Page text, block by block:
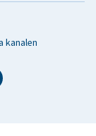
kanalen